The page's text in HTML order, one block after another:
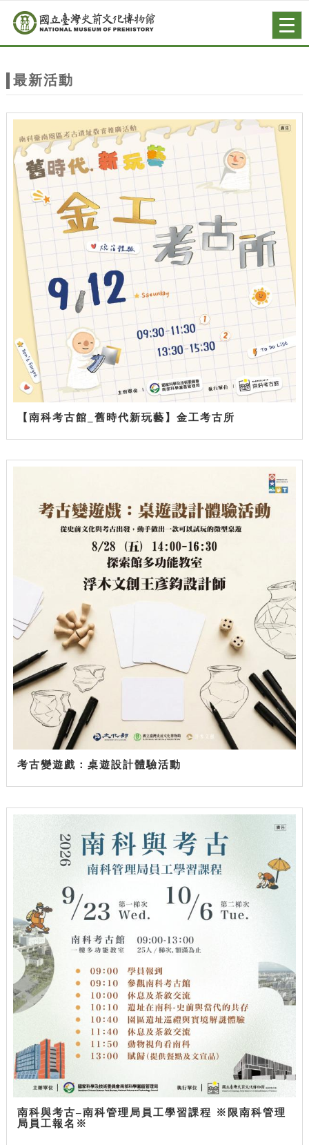
站
主
題
跳到主要內容
網站導覽
最新活動
【南科考古館_舊時代新玩藝】金工考古所
考古變遊戲：桌遊設計體驗活動
南科與考古–南科管理局員工學習課程 ※限南科管理
局員工報名※